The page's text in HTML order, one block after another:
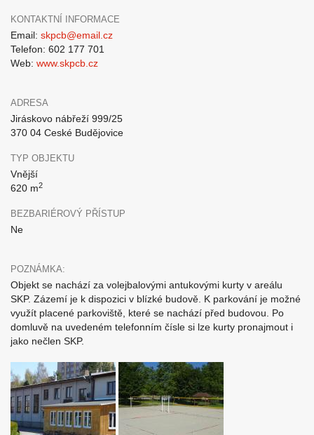
KONTAKTNÍ INFORMACE
Email: skpcb@email.cz
Telefon: 602 177 701
Web: www.skpcb.cz
ADRESA
Jiráskovo nábřeží 999/25
370 04 Ceské Budějovice
TYP OBJEKTU
Vnější
620 m2
BEZBARIÉROVÝ PŘÍSTUP
Ne
POZNÁMKA:
Objekt se nachází za volejbalovými antukovými kurty v areálu
SKP. Zázemí je k dispozici v blízké budově. K parkování je možné
využít placené parkoviště, které se nachází před budovou. Po
domluvě na uvedeném telefonním čísle si lze kurty pronajmout i
jako nečlen SKP.